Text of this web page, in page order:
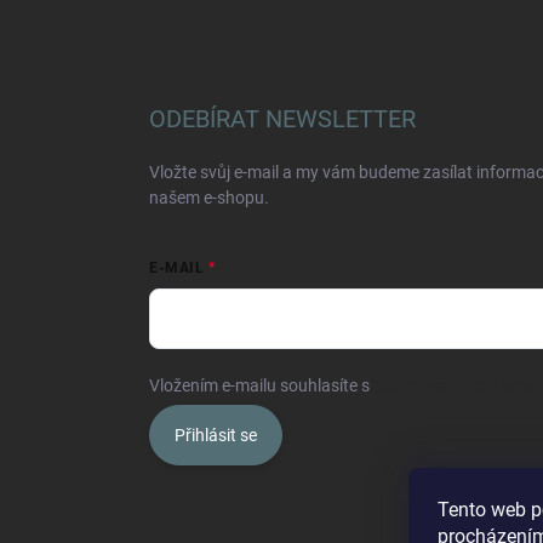
Tento web
ODEBÍRAT NEWSLETTER
Vložte svůj e-mail a my vám budeme zasílat
našem e-shopu.
E-MAIL
Vložením e-mailu souhlasíte s
Přihlásit se